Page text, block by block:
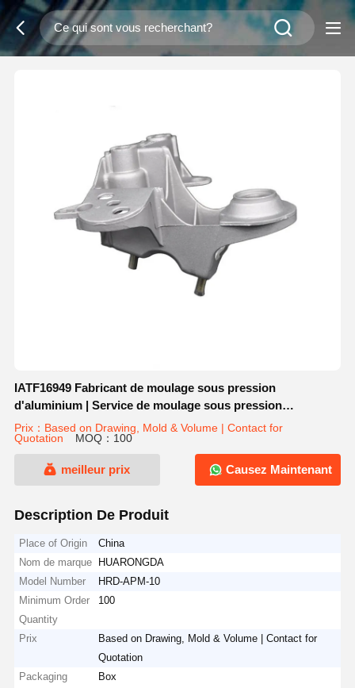
IATF16949 Fabricant de moulage sous pression
d'aluminium | Service de moulage sous pression
personnalisé pour véhicules électriques et OEM
automobiles
Prix：Based on Drawing, Mold & Volume | Contact for
Quotation
MOQ：100
meilleur prix Causez Maintenant
Description De Produit
Place of Origin
China
Nom de marque
HUARONGDA
Model Number
HRD-APM-10
Minimum Order
Quantity
100
Prix
Based on Drawing, Mold & Volume | Contact for
Quotation
Packaging
Box